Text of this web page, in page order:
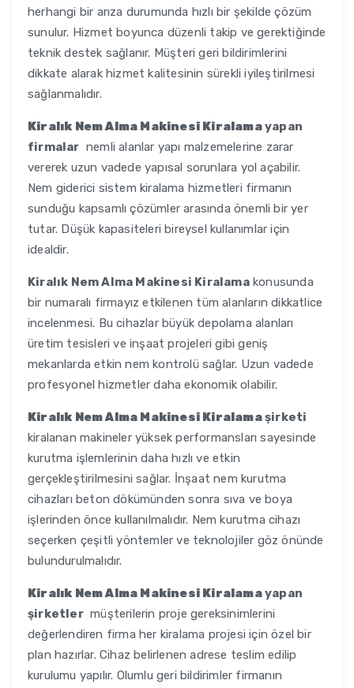
herhangi bir arıza durumunda hızlı bir şekilde çözüm
sunulur. Hizmet boyunca düzenli takip ve gerektiğinde
teknik destek sağlanır. Müşteri geri bildirimlerini
dikkate alarak hizmet kalitesinin sürekli iyileştirilmesi
sağlanmalıdır.
Kiralık Nem Alma Makinesi Kiralamayapan
firmalar nemli alanlar yapı malzemelerine zarar
vererek uzun vadede yapısal sorunlara yol açabilir.
Nem giderici sistem kiralama hizmetleri firmanın
sunduğu kapsamlı çözümler arasında önemli bir yer
tutar. Düşük kapasiteleri bireysel kullanımlar için
idealdir.
Kiralık Nem Alma Makinesi Kiralamakonusunda
bir numaralı firmayız etkilenen tüm alanların dikkatlice
incelenmesi. Bu cihazlar büyük depolama alanları
üretim tesisleri ve inşaat projeleri gibi geniş
mekanlarda etkin nem kontrolü sağlar. Uzun vadede
profesyonel hizmetler daha ekonomik olabilir.
Kiralık Nem Alma Makinesi Kiralamaşirketi
kiralanan makineler yüksek performansları sayesinde
kurutma işlemlerinin daha hızlı ve etkin
gerçekleştirilmesini sağlar. İnşaat nem kurutma
cihazları beton dökümünden sonra sıva ve boya
işlerinden önce kullanılmalıdır. Nem kurutma cihazı
seçerken çeşitli yöntemler ve teknolojiler göz önünde
bulundurulmalıdır.
Kiralık Nem Alma Makinesi Kiralamayapan
şirketlermüşterilerin proje gereksinimlerini
değerlendiren firma her kiralama projesi için özel bir
plan hazırlar. Cihaz belirlenen adrese teslim edilip
kurulumu yapılır. Olumlu geri bildirimler firmanın